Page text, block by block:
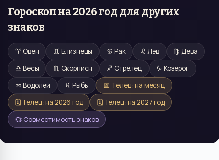
Гороскоп на2026 годдля других
знаков
♈ Овен ♊ Близнецы ♋ Рак ♌ Лев ♍ Дева
♎ Весы ♏ Скорпион ♐ Стрелец ♑ Козерог
♒ Водолей ♓ Рыбы 📅 Телец: на месяц
🗓️ Телец: на 2026 год 🗓️ Телец: на 2027 год
💞 Совместимость знаков